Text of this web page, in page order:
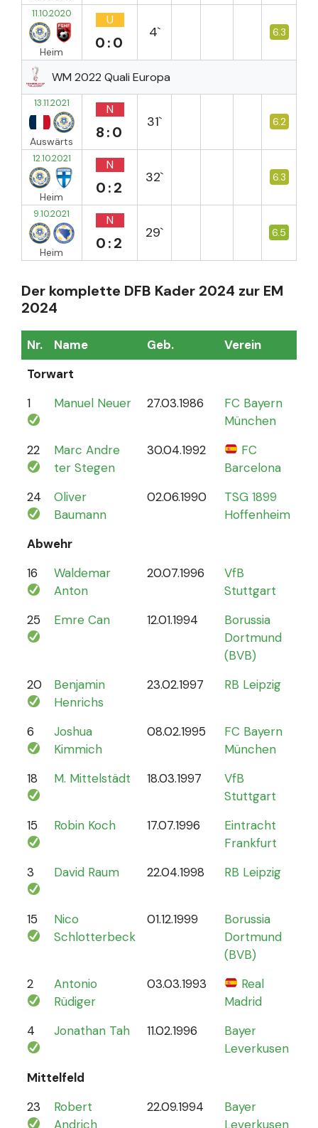
11.10.2020
Heim
U
0:0
4` 6.3
WM 2022 Quali Europa
13.11.2021
Auswärts
N
8:0
31` 6.2
12.10.2021
Heim
N
0:2
32` 6.3
9.10.2021
Heim
N
0:2
29` 6.5
Der komplette DFB Kader 2024 zur EM
2024
Nr. Name Geb. Verein
Torwart
1
Manuel Neuer 27.03.1986
FC Bayern
München
22
Marc Andre
ter Stegen
30.04.1992
FC
Barcelona
24
Oliver
Baumann
02.06.1990
TSG 1899
Hoffenheim
Abwehr
16
Waldemar
Anton
20.07.1996
VfB
Stuttgart
25 Emre Can 12.01.1994
Borussia
Dortmund
(BVB)
20
Benjamin
Henrichs
23.02.1997 RB Leipzig
6
Joshua
Kimmich
08.02.1995
FC Bayern
München
18 M. Mittelstädt 18.03.1997
VfB
Stuttgart
15 Robin Koch 17.07.1996
Eintracht
Frankfurt
3 David Raum 22.04.1998 RB Leipzig
15
Nico
Schlotterbeck
01.12.1999
Borussia
Dortmund
(BVB)
2
Antonio
Rüdiger
03.03.1993
Real
Madrid
4 Jonathan Tah 11.02.1996
Bayer
Leverkusen
Mittelfeld
23
Robert
Andrich
22.09.1994
Bayer
Leverkusen